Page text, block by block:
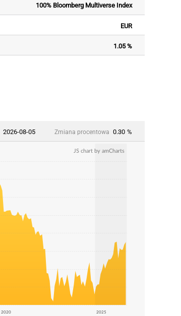
100% Bloomberg Multiverse Index
EUR
1.05 %
2026-08-05 Zmiana procentowa 0.30 %
2020 2025
JS chart by amCharts